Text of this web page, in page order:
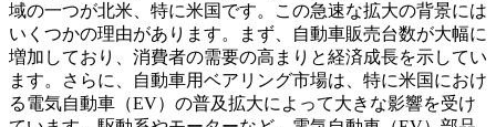
域の一つが北米、特に米国です。この急速な拡大の背景には
いくつかの理由があります。まず、自動車販売台数が大幅に
増加しており、消費者の需要の高まりと経済成長を示してい
ます。さらに、自動車用ベアリング市場は、特に米国におけ
る電気自動車（EV）の普及拡大によって大きな影響を受け